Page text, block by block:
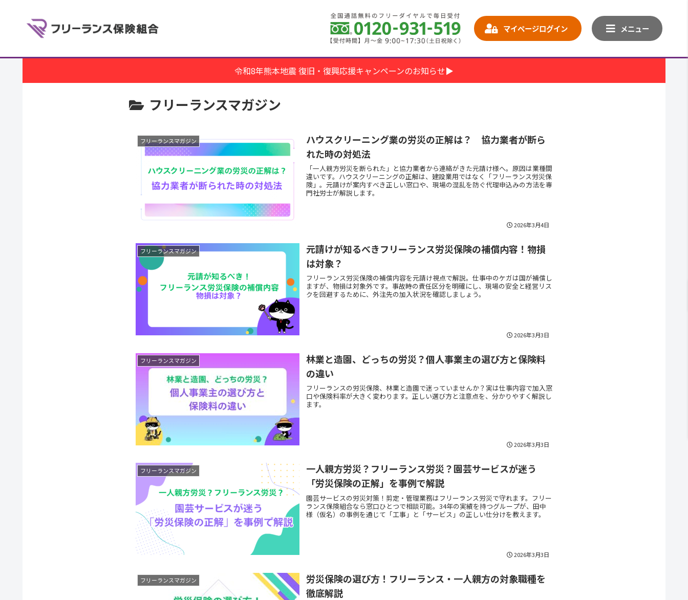
マイページログイン メニュー
令和8年熊本地震 復旧・復興応援キャンペーンのお知らせ▶
フリーランスマガジン
フリーランスマガジン
ハウスクリーニング業の労災の正解は？ 協力業者が断ら
れた時の対処法
「一人親方労災を断られた」と協力業者から連絡がきた元請け様へ。原因は業種間
違いです。ハウスクリーニングの正解は、建設業用ではなく「フリーランス労災保
険」。元請けが案内すべき正しい窓口や、現場の混乱を防ぐ代理申込みの方法を専
門社労士が解説します。
2026年3月4日
フリーランスマガジン
元請けが知るべきフリーランス労災保険の補償内容！物損
は対象？
フリーランス労災保険の補償内容を元請け視点で解説。仕事中のケガは国が補償し
ますが、物損は対象外です。事故時の責任区分を明確にし、現場の安全と経営リス
クを回避するために、外注先の加入状況を確認しましょう。
2026年3月3日
フリーランスマガジン
林業と造園、どっちの労災？個人事業主の選び方と保険料
の違い
フリーランスの労災保険、林業と造園で迷っていませんか？実は仕事内容で加入窓
口や保険料率が大きく変わります。正しい選び方と注意点を、分かりやすく解説し
ます。
2026年3月3日
フリーランスマガジン
一人親方労災？フリーランス労災？園芸サービスが迷う
「労災保険の正解」を事例で解説
園芸サービスの労災対策！剪定・管理業務はフリーランス労災で守れます。フリー
ランス保険組合なら窓口ひとつで相談可能。34年の実績を持つグループが、田中
様（仮名）の事例を通じて「工事」と「サービス」の正しい仕分けを教えます。
2026年3月3日
フリーランスマガジン
労災保険の選び方！フリーランス・一人親方の対象職種を
徹底解説